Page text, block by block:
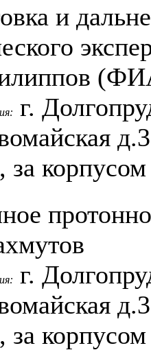
и
г.
г.